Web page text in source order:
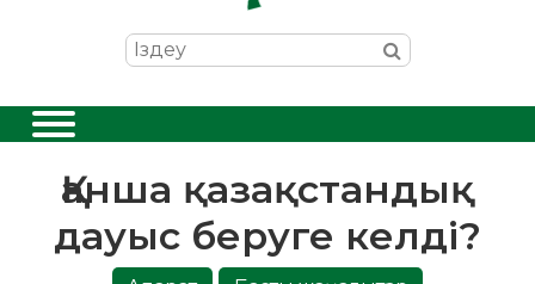
Қанша қазақстандық
дауыс беруге келді?